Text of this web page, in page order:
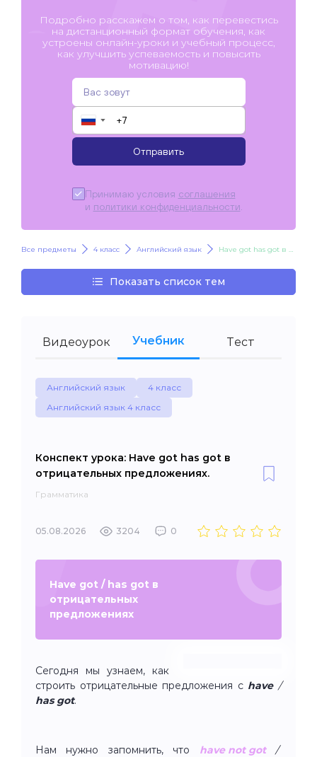
Подробно расскажем о том, как перевестись
на дистанционный формат обучения, как
устроены онлайн-уроки и учебный процесс,
как улучшить успеваемость и повысить
мотивацию!
▼
Отправить
Принимаю условия соглашения
и политики конфиденциальности
Все предметы 4 класс Английский язык Have got has got в отрицательных предложениях.
Показать список тем
Видеоурок Учебник Тест
Английский язык
4 класс
Английский язык 4 класс
Конспект урока: Have got has got в
отрицательных предложениях.
Грамматика
05.08.2026 3204 0
Have got / has got в
отрицательных
предложениях
Сегодня мы узнаем, как
строить отрицательные предложения с have/
has got.
Нам нужно запомнить, что have not got/